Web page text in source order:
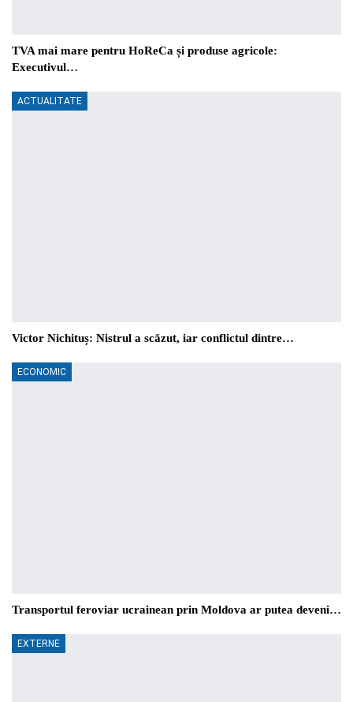
TVA mai mare pentru HoReCa și produse agricole:
Executivul…
ACTUALITATE
Victor Nichituș: Nistrul a scăzut, iar conflictul dintre…
ECONOMIC
Transportul feroviar ucrainean prin Moldova ar putea deveni…
EXTERNE